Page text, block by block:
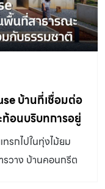
รพูดคุยเรื่องบ้านให้
คยออกแบบ
บุญถาวรเค้ามีช่อง
อกแบบเป็นห้องตาม
จาก
แบบห้องจากบุญ
ไปติดประตูที่บ้าน
ล้วก็ง่ายจริง ๆ และ
วว่า อยากจะ Live
บ้านที่เชื่อมต่อ
อนบริบทการอยู่
รกไปในทุ่งไม้ยม
รวาง บ้านคอนกรีต